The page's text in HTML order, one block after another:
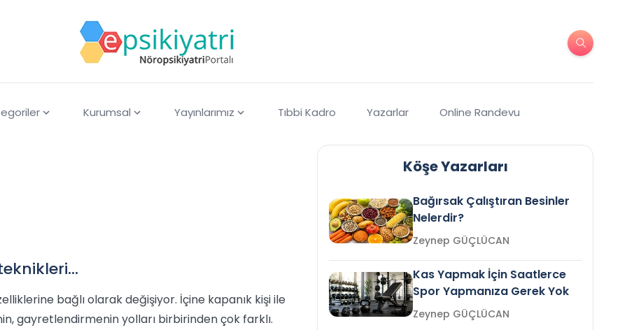
Kurumsal Yayınlarımız Tıbbi Kadro Yazarlar Online Randevu
bağlı olarak değişiyor. İçine kapanık kişi ile
gayretlendirmenin yolları birbirinden çok farklı.
Köşe Yazarları
Bağırsak Çalıştıran Besinler
Nelerdir?
Zeynep GÜÇLÜCAN
Kas Yapmak İçin Saatlerce
Spor Yapmanıza Gerek Yok
Zeynep GÜÇLÜCAN